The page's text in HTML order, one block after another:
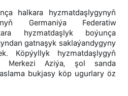
halkara hyzmatdaşlygynyň
Germaniýa Federatiw
hyzmatdaşlyk boýunça
gatnaşyk saklaýandygyny
Köpýyllyk hyzmatdaşlygyň
Merkezi Aziýa, şol sanda
bukjasy köp ugurlary öz